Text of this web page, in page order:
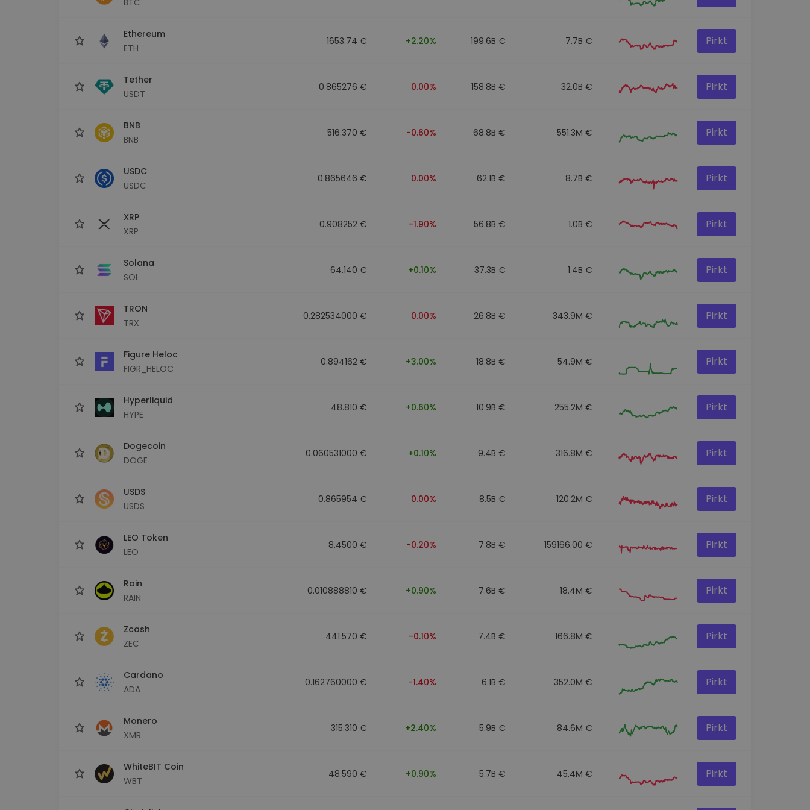
Ethereum
ETH
1653.74 € +2.20% 199.6B € 7.7B € Pirkt
Tether
USDT
0.865276 € 0.00% 158.8B € 32.0B € Pirkt
BNB
BNB
516.370 € -0.60% 68.8B € 551.3M € Pirkt
USDC
USDC
0.865646 € 0.00% 62.1B € 8.7B € Pirkt
XRP
XRP
0.908252 € -1.90% 56.8B € 1.0B € Pirkt
Solana
SOL
64.140 € +0.10% 37.3B € 1.4B € Pirkt
TRON
TRX
0.282534000 € 0.00% 26.8B € 343.9M € Pirkt
Figure Heloc
FIGR_HELOC
0.894162 € +3.00% 18.8B € 54.9M € Pirkt
Hyperliquid
HYPE
48.810 € +0.60% 10.9B € 255.2M € Pirkt
Dogecoin
DOGE
0.060531000 € +0.10% 9.4B € 316.8M € Pirkt
USDS
USDS
0.865954 € 0.00% 8.5B € 120.2M € Pirkt
LEO Token
LEO
8.4500 € -0.20% 7.8B € 159166.00 € Pirkt
Rain
RAIN
0.010888810 € +0.90% 7.6B € 18.4M € Pirkt
Zcash
ZEC
441.570 € -0.10% 7.4B € 166.8M € Pirkt
Cardano
ADA
0.162760000 € -1.40% 6.1B € 352.0M € Pirkt
Monero
XMR
315.310 € +2.40% 5.9B € 84.6M € Pirkt
WhiteBIT Coin
WBT
48.590 € +0.90% 5.7B € 45.4M € Pirkt